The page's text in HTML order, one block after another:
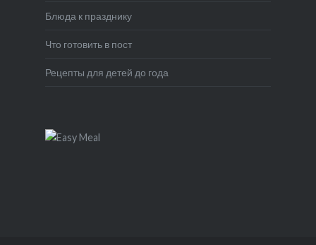
Блюда к празднику
Что готовить в пост
Рецепты для детей до года